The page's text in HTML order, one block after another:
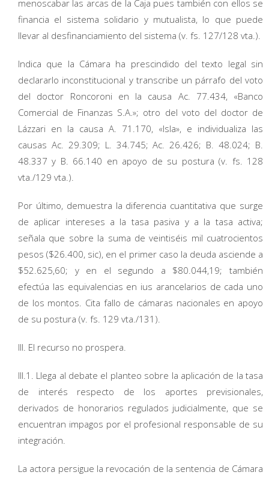
menoscabar las arcas de la Caja pues también con ellos se
financia el sistema solidario y mutualista, lo que puede
llevar al desfinanciamiento del sistema (v. fs. 127/128 vta.).
Indica que la Cámara ha prescindido del texto legal sin
declararlo inconstitucional y transcribe un párrafo del voto
del doctor Roncoroni en la causa Ac. 77.434, «Banco
Comercial de Finanzas S.A.»; otro del voto del doctor de
Lázzari en la causa A. 71.170, «Isla», e individualiza las
causas Ac. 29.309; L. 34.745; Ac. 26.426; B. 48.024; B.
48.337 y B. 66.140 en apoyo de su postura (v. fs. 128
vta./129 vta.).
Por último, demuestra la diferencia cuantitativa que surge
de aplicar intereses a la tasa pasiva y a la tasa activa;
señala que sobre la suma de veintiséis mil cuatrocientos
pesos ($26.400, sic), en el primer caso la deuda asciende a
$52.625,60; y en el segundo a $80.044,19; también
efectúa las equivalencias en ius arancelarios de cada uno
de los montos. Cita fallo de cámaras nacionales en apoyo
de su postura (v. fs. 129 vta./131).
III. El recurso no prospera.
III.1. Llega al debate el planteo sobre la aplicación de la tasa
de interés respecto de los aportes previsionales,
derivados de honorarios regulados judicialmente, que se
encuentran impagos por el profesional responsable de su
integración.
La actora persigue la revocación de la sentencia de Cámara